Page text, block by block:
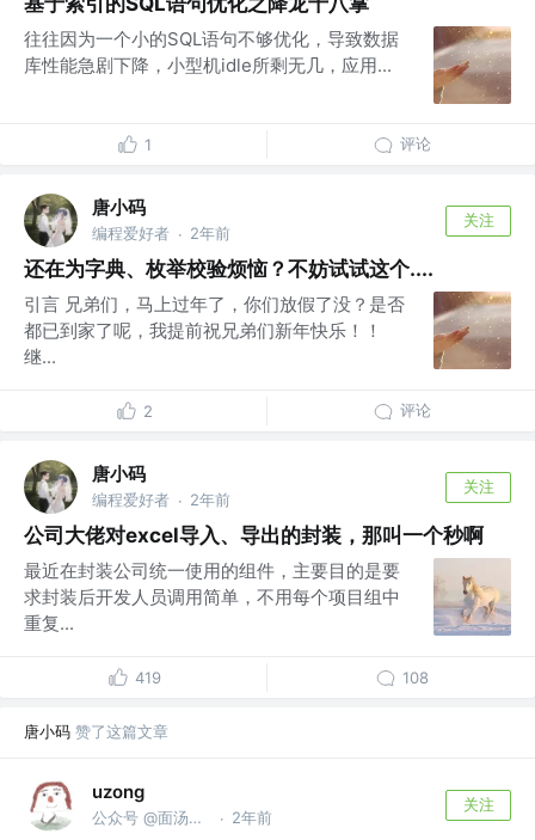
往往因为一个小的SQL语句不够优化，导致数据
库性能急剧下降，小型机idle所剩无几，应用...
1 评论
唐小码
编程爱好者 · 2年前
关注
还在为字典、枚举校验烦恼？不妨试试这个....
引言 兄弟们，马上过年了，你们放假了没？是否
都已到家了呢，我提前祝兄弟们新年快乐！！
继...
2 评论
唐小码
编程爱好者 · 2年前
关注
公司大佬对excel导入、导出的封装，那叫一个秒啊
最近在封装公司统一使用的组件，主要目的是要
求封装后开发人员调用简单，不用每个项目组中
重复...
419 108
唐小码 赞了这篇文章
uzong
公众号 @面汤放盐 || @AI技术伙伴 · 2年前
关注